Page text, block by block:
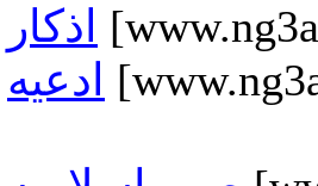
اذكار
ادعيه